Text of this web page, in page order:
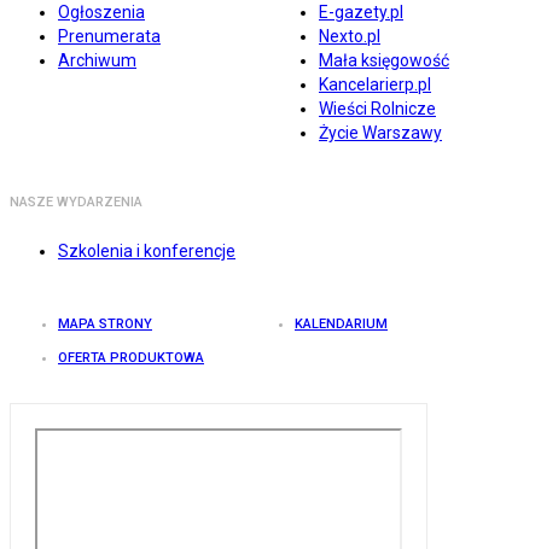
Ogłoszenia
Prenumerata
Archiwum
E-gazety.pl
Nexto.pl
Mała księgowość
Kancelarierp.pl
Wieści Rolnicze
Życie Warszawy
NASZE WYDARZENIA
Szkolenia i konferencje
MAPA STRONY KALENDARIUM
OFERTA PRODUKTOWA